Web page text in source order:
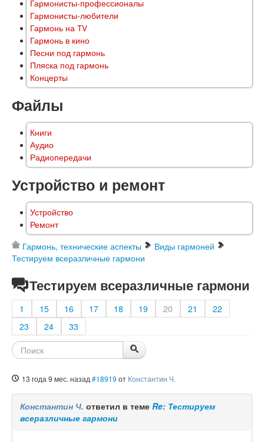
Гармонисты-профессионалы
Гармонисты-любители
Гармонь на TV
Гармонь в кино
Песни под гармонь
Пляска под гармонь
Концерты
Файлы
Книги
Аудио
Радиопередачи
Устройство и ремонт
Устройство
Ремонт
Гармонь, технические аспекты
Виды гармоней
Тестируем всеразличные гармони
Тестируем всеразличные гармони
1 15 16 17 18 19 20 21
22
23
24 33
13 года 9 мес. назад #18919 от Константин Ч.
Константин Ч. ответил в теме Re: Тестируем
всеразличные гармони